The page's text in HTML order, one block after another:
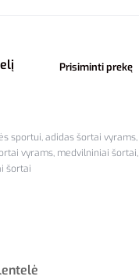
Prisiminti prekę
sportui,adidas šortai vyrams,
vyrams, medvilniniai šortai,
šortai